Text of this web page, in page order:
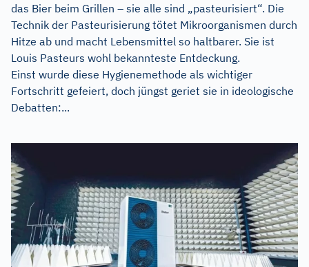
das Bier beim Grillen – sie alle sind „pasteurisiert“. Die
Technik der Pasteurisierung tötet Mikroorganismen durch
Hitze ab und macht Lebensmittel so haltbarer. Sie ist
Louis Pasteurs wohl bekannteste Entdeckung.
Einst wurde diese Hygienemethode als wichtiger
Fortschritt gefeiert, doch jüngst geriet sie in ideologische
Debatten:...